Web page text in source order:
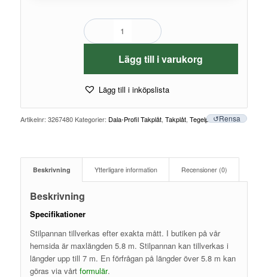
Rensa
Lägg till i varukorg
Lägg till i inköpslista
Artikelnr: 3267480 Kategorier: Dala-Profil Takplåt, Takplåt, Tegelprofiler
Beskrivning Ytterligare information Recensioner (0)
Beskrivning
Specifikationer
Stilpannan tillverkas efter exakta mått. I butiken på vår
hemsida är maxlängden 5.8 m. Stilpannan kan tillverkas i
längder upp till 7 m. En förfrågan på längder över 5.8 m kan
göras via vårt formulär.